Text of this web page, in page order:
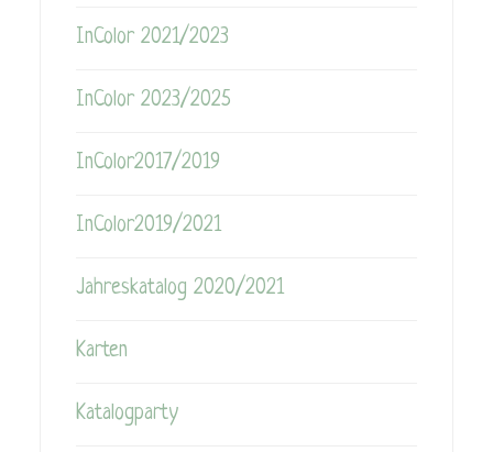
InColor 2021/2023
InColor 2023/2025
InColor2017/2019
InColor2019/2021
Jahreskatalog 2020/2021
Karten
Katalogparty